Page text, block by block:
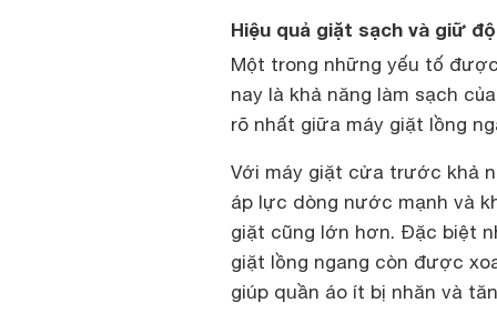
Hiệu quả giặt sạch và giữ
Một trong những yếu tố
nay là khả năng làm sạch
rõ nhất giữa máy giặt lồng
Với máy giặt cửa trước khả
áp lực dòng nước mạnh và
giặt cũng lớn hơn. Đặc biệt
giặt lồng ngang còn được
giúp quần áo ít bị nhăn và